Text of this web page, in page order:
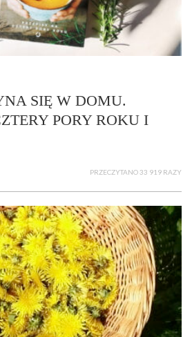
SIĘ W DOMU.
PORY ROKU I
PRZECZYTANO 33 919 RAZY